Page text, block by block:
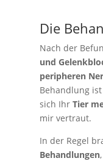
Die
Nach der
und
peripheren
Behandlung ist
sich Ihr Tier
mir vertraut.
In der Regel
Behandlungen